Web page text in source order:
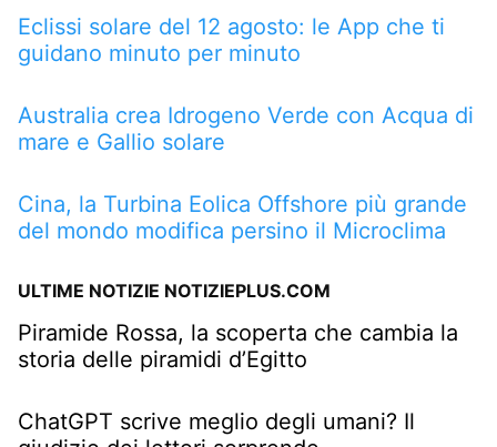
Eclissi solare del 12 agosto: le App che ti
guidano minuto per minuto
Australia crea Idrogeno Verde con Acqua di
mare e Gallio solare
Cina, la Turbina Eolica Offshore più grande
del mondo modifica persino il Microclima
ULTIME NOTIZIE NOTIZIEPLUS.COM
Piramide Rossa, la scoperta che cambia la
storia delle piramidi d’Egitto
ChatGPT scrive meglio degli umani? Il